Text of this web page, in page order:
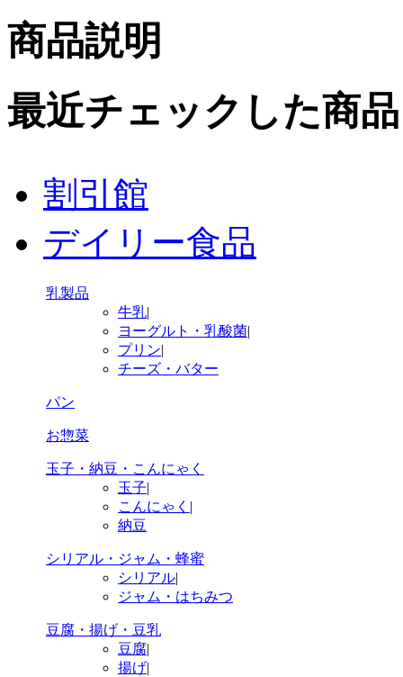
商品説明
最近チェックした商品
割引館
デイリー食品
乳製品
牛乳|
ヨーグルト・乳酸菌|
プリン|
チーズ・バター
パン
お惣菜
玉子・納豆・こんにゃく
玉子|
こんにゃく |
納豆
シリアル・ジャム・蜂蜜
シリアル|
ジャム・はちみつ
豆腐・揚げ・豆乳
豆腐|
揚げ|